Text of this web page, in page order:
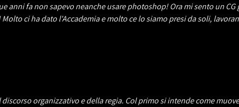
anni fa non sapevo neanche usare photoshop! Ora mi sento un
ci ha dato l'Accademia e molto ce lo siamo presi da soli,
organizzativo e della regia. Col primo si intende come